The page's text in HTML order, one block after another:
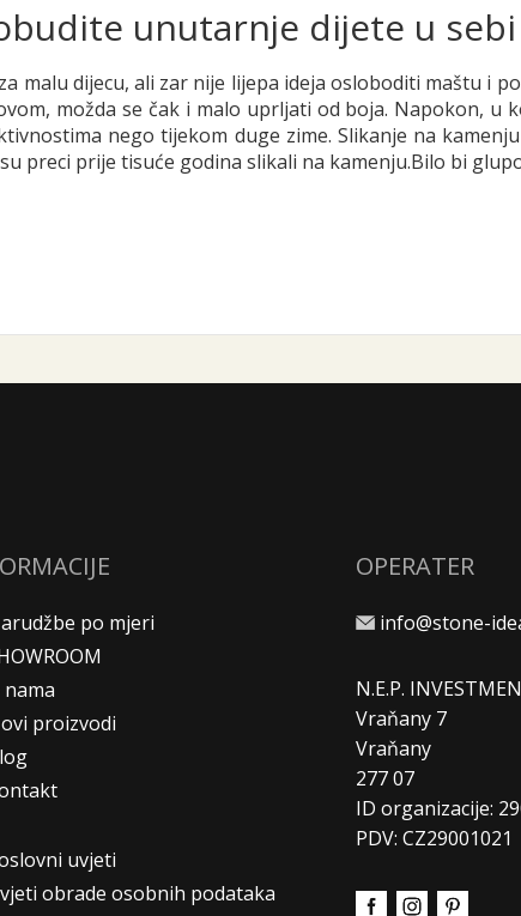
unutarnje dijete u sebi
malu dijecu, ali zar nije lijepa ideja osloboditi maštu i
možda se čak i malo uprljati od boja. Napokon, u
nego tijekom duge zime. Slikanje na
preci prije tisuće godina slikali na kamenju.Bilo bi
po mjeri
nama
proizvodi
uvjeti
obrade osobnih podataka
OPERATER
info@stone-
N.E.P.
Vraňany 7
Vraňany
277 07
ID organizacije:
PDV: CZ29001021